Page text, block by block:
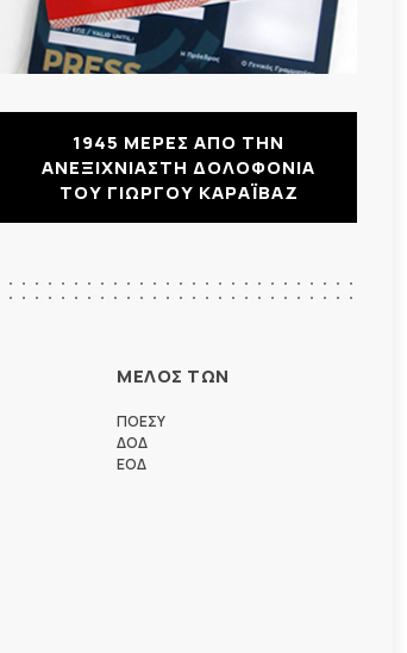
1945 ΜΕΡΕΣ ΑΠΟ ΤΗΝ
ΑΝΕΞΙΧΝΙΑΣΤΗ ΔΟΛΟΦΟΝΙΑ
ΤΟΥ ΓΙΩΡΓΟΥ ΚΑΡΑΪΒΑΖ
ΜΕΛΟΣ ΤΩΝ
ΠΟΕΣΥ
ΔΟΔ
ΕΟΔ